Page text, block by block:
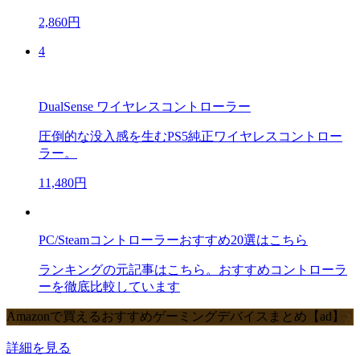
2,860円
4
DualSense ワイヤレスコントローラー
圧倒的な没入感を生むPS5純正ワイヤレスコントロー
ラー。
11,480円
PC/Steamコントローラーおすすめ20選はこちら
ランキングの元記事はこちら。おすすめコントローラ
ーを徹底比較しています
Amazonで買えるおすすめゲーミングデバイスまとめ【ad】
詳細を見る